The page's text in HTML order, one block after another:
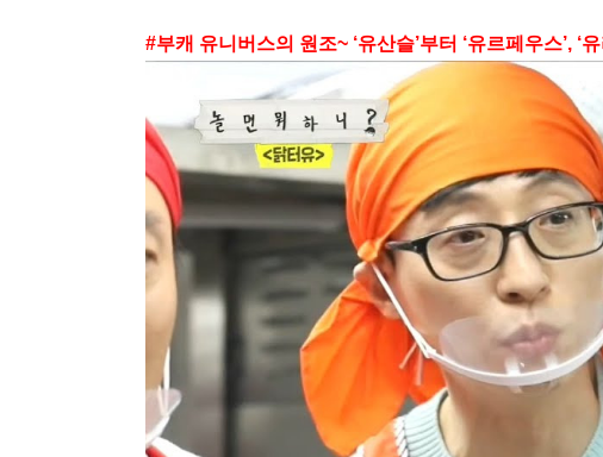
#부캐 유니버스의 원조~ ‘유산슬’부터 ‘유르페우스’, ‘